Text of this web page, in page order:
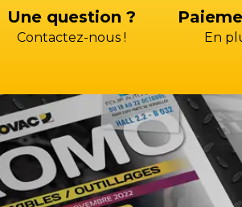
Une question ?
Contactez-nous ! En